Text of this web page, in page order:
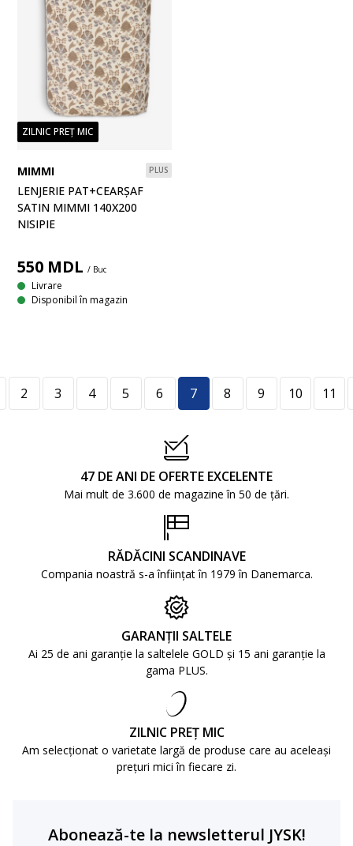
ZILNIC PREȚ MIC
MIMMI PLUS
LENJERIE PAT+CEARȘAF
SATIN MIMMI 140X200
NISIPIE
550 MDL / Buc
Livrare
Disponibil în magazin
2 3 4 5 6 7 8 9 10 11
47 DE ANI DE OFERTE EXCELENTE
Mai mult de 3.600 de magazine în 50 de țări.
RĂDĂCINI SCANDINAVE
Compania noastră s-a înființat în 1979 în Danemarca.
GARANȚII SALTELE
Ai 25 de ani garanție la saltelele GOLD și 15 ani garanție la
gama PLUS.
ZILNIC PREȚ MIC
Am selecționat o varietate largă de produse care au aceleași
prețuri mici în fiecare zi.
Abonează-te la newsletterul JYSK!